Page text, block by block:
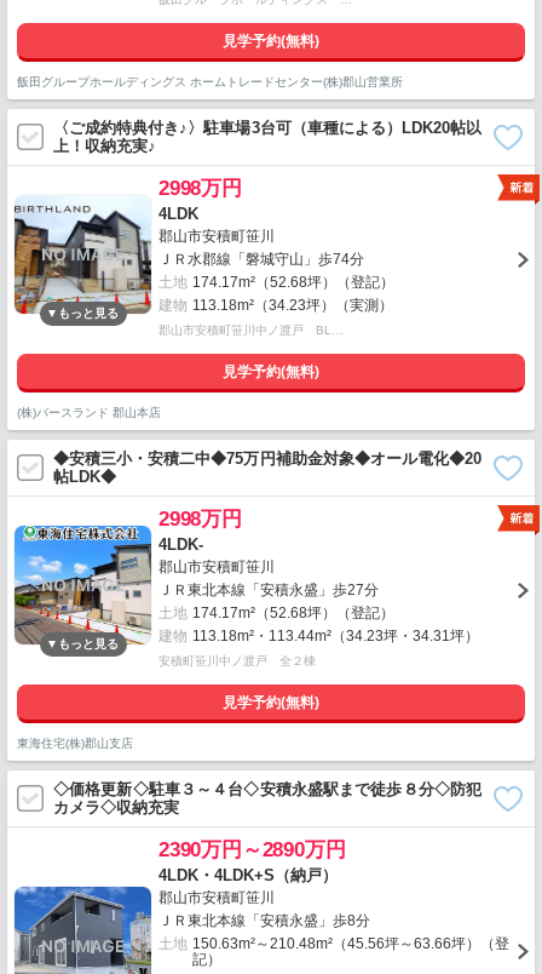
見学予約(無料)
飯田グループホールディングス ホームトレードセンター(株)郡山営業所
〈ご成約特典付き♪〉駐車場3台可（車種による）LDK20帖以
上！収納充実♪
2998万円
4LDK
郡山市安積町笹川
ＪＲ水郡線「磐城守山」歩74分
土地 174.17m²（52.68坪）（登記）
建物 113.18m²（34.23坪）（実測）
郡山市安積町笹川中ノ渡戸 BL…
見学予約(無料)
(株)バースランド 郡山本店
◆安積三小・安積二中◆75万円補助金対象◆オール電化◆20
帖LDK◆
2998万円
4LDK-
郡山市安積町笹川
ＪＲ東北本線「安積永盛」歩27分
土地 174.17m²（52.68坪）（登記）
建物 113.18m²・113.44m²（34.23坪・34.31坪）
安積町笹川中ノ渡戸 全２棟
見学予約(無料)
東海住宅(株)郡山支店
◇価格更新◇駐車３～４台◇安積永盛駅まで徒歩８分◇防犯
カメラ◇収納充実
2390万円～2890万円
4LDK・4LDK+S（納戸）
郡山市安積町笹川
ＪＲ東北本線「安積永盛」歩8分
土地 150.63m²～210.48m²（45.56坪～63.66坪）（登
記）